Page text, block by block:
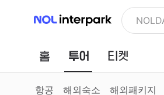
NOL 인터파크
홈 투어
항공 해외숙소 해외패키지